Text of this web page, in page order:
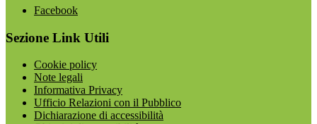
Facebook
Sezione Link Utili
Cookie policy
Note legali
Informativa Privacy
Ufficio Relazioni con il Pubblico
Dichiarazione di accessibilità